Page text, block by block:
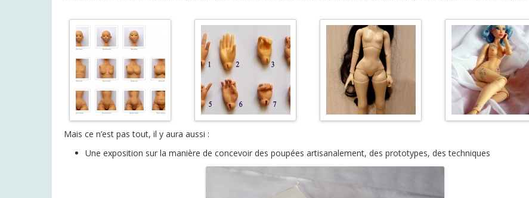
Mais ce n’est pas tout, il y aura aussi :
Une exposition sur la manière de concevoir des poupées artisanalement, des prototypes, des techniques